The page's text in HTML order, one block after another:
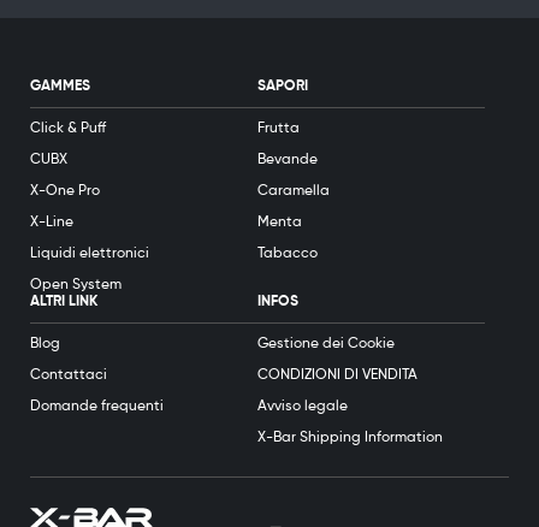
GAMMES
Click & Puff
CUBX
X-One Pro
X-Line
Liquidi elettronici
Open System
SAPORI
Frutta
Bevande
Caramella
Menta
Tabacco
ALTRI LINK
Blog
Contattaci
Domande frequenti
INFOS
Gestione dei Cookie
CONDIZIONI DI VENDITA
Avviso legale
X-Bar Shipping Information